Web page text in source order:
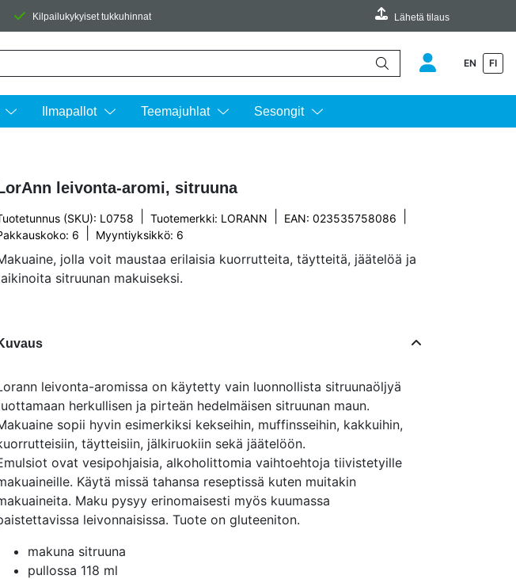
Kilpailukykyiset tukkuhinnat Lähetä tilaus
EN FI
Ilmapallot Teemajuhlat Sesongit
leivonta-aromi, sitruuna
(SKU): L0758 Tuotemerkki: LORANN EAN: 023535758086
6 Myyntiyksikkö: 6
jolla voit maustaa erilaisia kuorrutteita, täytteitä, jäätelöä ja
sitruunan makuiseksi.
leivonta-aromissa on käytetty vain luonnollista sitruunaöljyä
herkullisen ja pirteän hedelmäisen sitruunan maun.
sopii hyvin esimerkiksi kekseihin, muffinsseihin, kakkuihin,
täytteisiin, jälkiruokiin sekä jäätelöön.
ovat vesipohjaisia, alkoholittomia vaihtoehtoja tiivistetyille
Käytä missä tahansa reseptissä kuten muitakin
Maku pysyy erinomaisesti myös kuumassa
leivonnaisissa. Tuote on gluteeniton.
makuna sitruuna
pullossa 118 ml